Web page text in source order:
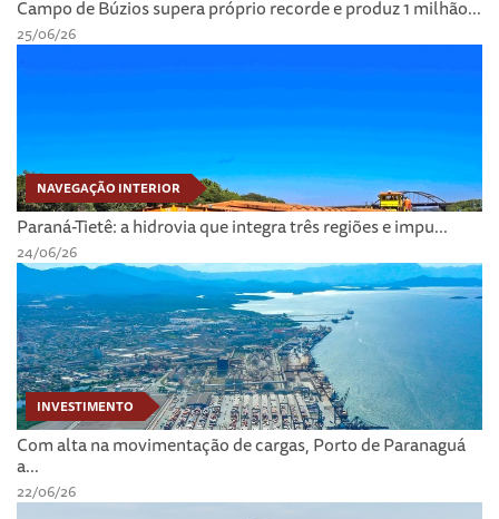
Campo de Búzios supera próprio recorde e produz 1 milhão...
25/06/26
NAVEGAÇÃO INTERIOR
Paraná-Tietê: a hidrovia que integra três regiões e impu...
24/06/26
INVESTIMENTO
Com alta na movimentação de cargas, Porto de Paranaguá
a...
22/06/26